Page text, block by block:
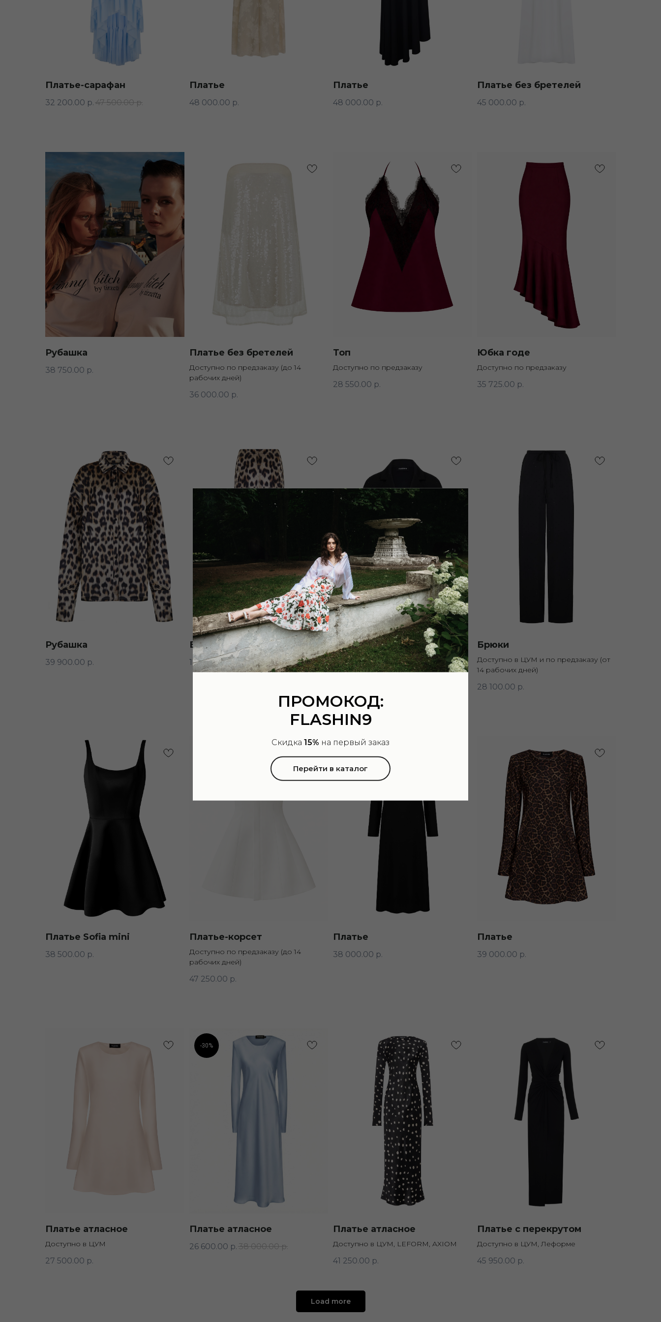
ПРОМОКОД:
FLASHIN9
Скидка 15% на первый заказ
Перейти в каталог
Платье-сарафан
32 200.00 р. 47 500.00 р.
Платье
48 000.00 р.
Платье
48 000.00 р.
Платье без бретелей
45 000.00 р.
Рубашка
38 750.00 р.
Платье без бретелей
Доступно по предзаказу (до 14
рабочих дней)
36 000.00 р.
Топ
Доступно по предзаказу
28 550.00 р.
Юбка годе
Доступно по предзаказу
35 725.00 р.
Рубашка
39 900.00 р.
Брюки
17 750.00 р.
Жакет
Доступно в ЦУМ и по предзаказу (до
14 рабочих дней)
Брюки
Доступно в ЦУМ и по предзаказу (от
14 рабочих дней)
28 100.00 р.
Платье Sofia mini
38 500.00 р.
Платье-корсет
Доступно по предзаказу (до 14
рабочих дней)
47 250.00 р.
Платье
38 000.00 р.
Платье
39 000.00 р.
Платье атласное
Доступно в ЦУМ
27 500.00 р.
-30%
Платье атласное
26 600.00 р.38 000.00 р.
Платье атласное
Доступно в ЦУМ, LEFORM, AXIOM
41 250.00 р.
Платье с перекрутом
Доступно в ЦУМ, Леформе
45 950.00 р.
Load more